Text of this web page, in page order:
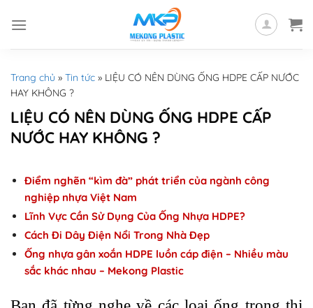
Trang chủ » Tin tức » LIỆU CÓ NÊN DÙNG ỐNG HDPE CẤP NƯỚC
HAY KHÔNG ?
LIỆU CÓ NÊN DÙNG ỐNG HDPE CẤP
NƯỚC HAY KHÔNG ?
Điểm nghẽn “kìm đà” phát triển của ngành công
nghiệp nhựa Việt Nam
Lĩnh Vực Cần Sử Dụng Của Ống Nhựa HDPE?
Cách Đi Dây Điện Nổi Trong Nhà Đẹp
Ống nhựa gân xoắn HDPE luồn cáp điện – Nhiều màu
sắc khác nhau – Mekong Plastic